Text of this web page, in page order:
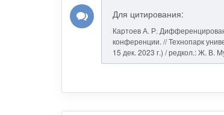
Для цитирования:
Картоев А. Р.
конференции. // Технопарк
15 дек. 2023 г.) / редкол.: Ж. В.